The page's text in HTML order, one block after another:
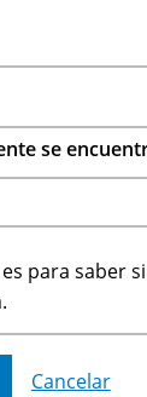
se
para saber
Cancelar